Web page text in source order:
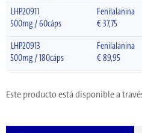
LHP20911
Fenilalanina
500mg / 60cáps
€37,75
LHP20913
Fenilalanina
500mg / 180cáps
€89,95
Este producto está disponible a